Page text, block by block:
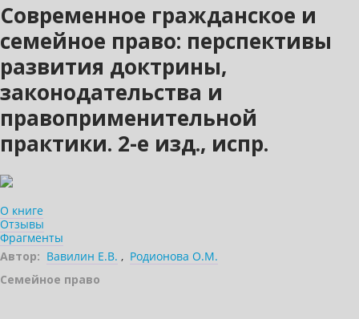
Современное гражданское и
семейное право: перспективы
развития доктрины,
законодательства и
правоприменительной
практики. 2-е изд., испр.
О книге
Отзывы
Фрагменты
Автор: Вавилин Е.В. , Родионова О.М.
Семейное право